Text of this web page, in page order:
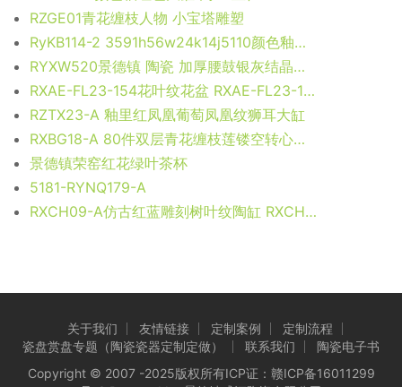
RZGE01青花缠枝人物 小宝塔雕塑
RyKB114-2 3591h56w24k14j5110颜色釉储物罐 盖罐
RYXW520景德镇 陶瓷 加厚腰鼓银灰结晶釉 洗脸盆 家居工艺摆设
RXAE-FL23-154花叶纹花盆 RXAE-FL23-182CS青花莲花纹缸 RXAE-FL23-175A青花花叶纹陶瓷凳 RXAE-FL23-175B手工花叶纹陶瓷凳
RZTX23-A 釉里红凤凰葡萄凤凰纹狮耳大缸
RXBG18-A 80件双层青花缠枝莲镂空转心莲子瓶 高28直径14.7口径6底径7.5重量0.75KG
景德镇荣窑红花绿叶茶杯
5181-RYNQ179-A
RXCH09-A仿古红蓝雕刻树叶纹陶缸 RXCH10-A仿古绿釉陶缸 RXCH10-B仿古绿釉雕刻太阳花纹陶缸 RXCH11-A仿古红色雕刻竖纹椭圆陶缸
关于我们 友情链接 定制案例
定制流程
瓷盘赏盘专题（陶瓷瓷器定制定做）
联系我们
陶瓷电子书
Copyright © 2007 -2025版权所有ICP证： 赣ICP备16011299